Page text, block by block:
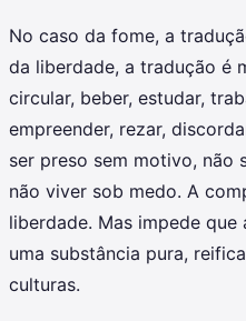
No caso da fome, a
da liberdade, a tradução é
circular, beber, estudar,
empreender, rezar,
ser preso sem motivo, não
não viver sob medo. A
liberdade. Mas impede
uma substância pura,
culturas.